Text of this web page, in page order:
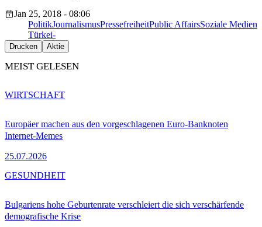
Jan 25, 2018 - 08:06
PolitikJournalismusPressefreiheitPublic AffairsSoziale Medien
Türkei-
Drucken Aktie
MEIST GELESEN
Europäer machen aus den vorgeschlagenen Euro-Banknoten
Internet-Memes
25.07.2026
WIRTSCHAFT
Bulgariens hohe Geburtenrate verschleiert die sich verschärfende
demografische Krise
GESUNDHEIT